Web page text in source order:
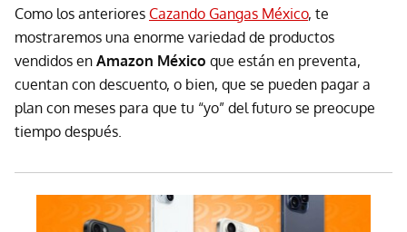
Como los anteriores Cazando Gangas México, te
mostraremos una enorme variedad de productos
vendidos en Amazon México que están en preventa,
cuentan con descuento, o bien, que se pueden pagar a
plan con meses para que tu “yo” del futuro se preocupe
tiempo después.